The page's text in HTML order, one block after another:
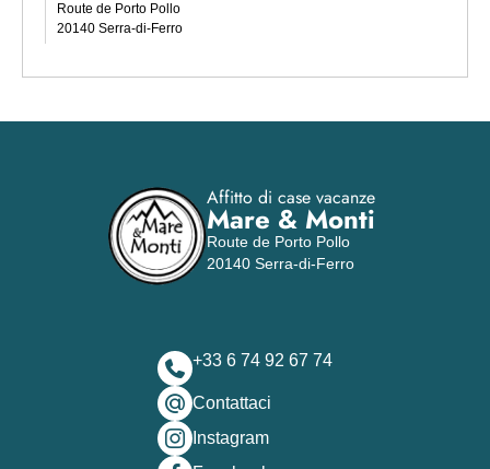
Route de Porto Pollo
20140 Serra-di-Ferro
Affitto di case vacanze
Mare & Monti
Route de Porto Pollo
20140 Serra-di-Ferro
+33 6 74 92 67 74
Contattaci
Instagram